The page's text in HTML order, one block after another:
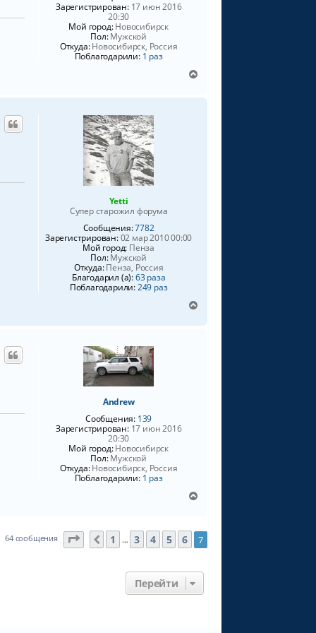
Зарегистрирован:17 июн 2016
20:30
Мой город:Новосибирск
Пол:Мужской
Откуда:Новосибирск, Россия
Поблагодарили: 1 раз
р
Yetti
Супер старожил форума
Сообщения:7782
Зарегистрирован:02 мар 2010 00:00
Мой город: Пенза
Пол:Мужской
Откуда:Пенза, Россия
Благодарил (а):63 раза
Поблагодарили:249 раз
р
Andrew
Сообщения: 139
Зарегистрирован:17 июн 2016
20:30
Мой город:Новосибирск
Пол:Мужской
Откуда:Новосибирск, Россия
Поблагодарили: 1 раз
н
у
я
64 сообщения Страница 7из7
Пред.
1 … 3 4 5 6 7
Перейти